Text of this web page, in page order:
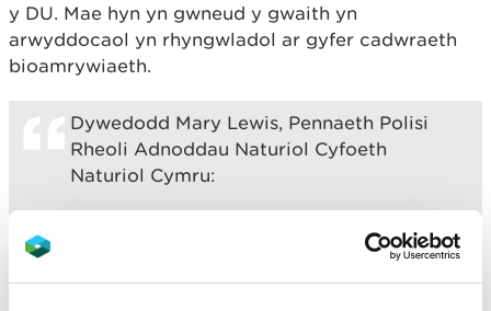
y DU. Mae hyn yn gwneud y gwaith yn
arwyddocaol yn rhyngwladol ar gyfer cadwraeth
bioamrywiaeth.
Dywedodd Mary Lewis, Pennaeth Polisi
Rheoli Adnoddau Naturiol Cyfoeth
Naturiol Cymru:
glir nad ydym yn unig 'mewn perygl' o